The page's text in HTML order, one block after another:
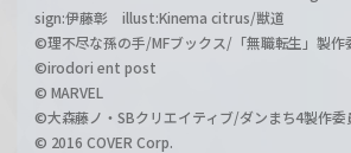
sign:伊藤彰 illust:Kinema citrus/獣道
©理不尽な孫の手/MFブックス/「無職転生」製作
©irodori ent post
© MARVEL
©大森藤ノ・SBクリエイティブ/ダンまち4製作委
© 2016 COVER Corp.